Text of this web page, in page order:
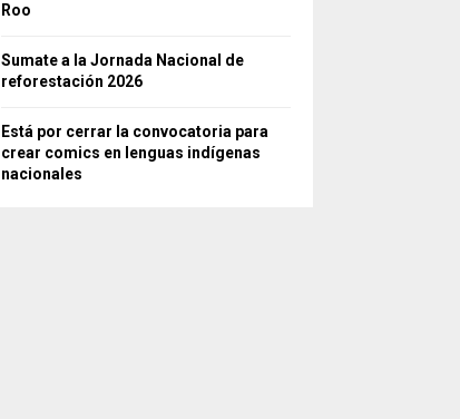
Roo
Sumate a la Jornada Nacional de
reforestación 2026
Está por cerrar la convocatoria para
crear comics en lenguas indígenas
nacionales